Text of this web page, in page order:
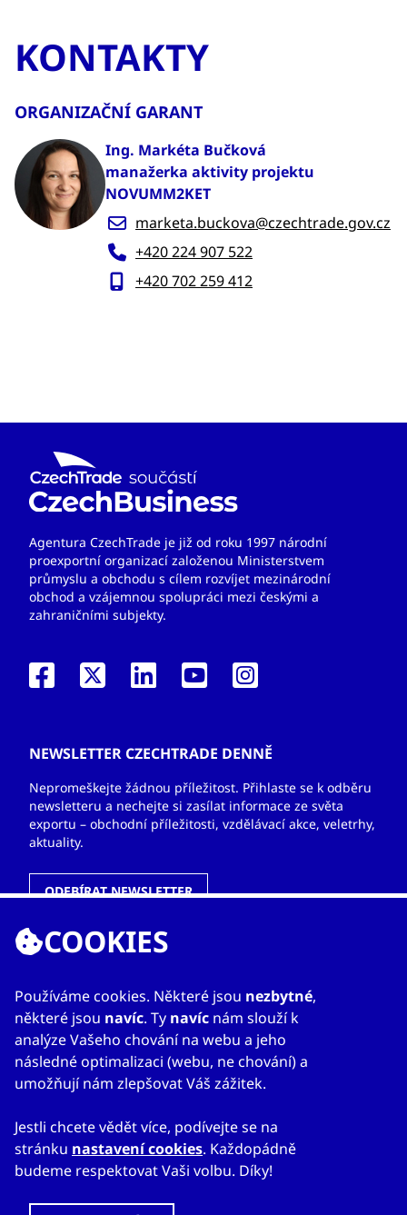
KONTAKTY
ORGANIZAČNÍ GARANT
Ing. Markéta Bučková
manažerka aktivity projektu
NOVUMM2KET
marketa.buckova@czechtrade.gov.cz
+420 224 907 522
+420 702 259 412
Agentura CzechTrade je již od roku 1997 národní
proexportní organizací založenou Ministerstvem
průmyslu a obchodu s cílem rozvíjet mezinárodní
obchod a vzájemnou spolupráci mezi českými a
zahraničními subjekty.
NEWSLETTER CZECHTRADE DENNĚ
Nepromeškejte žádnou příležitost. Přihlaste se k odběru
newsletteru a nechejte si zasílat informace ze světa
exportu – obchodní příležitosti, vzdělávací akce, veletrhy,
aktuality.
ODEBÍRAT NEWSLETTER
ODKAZY
O nás
Zahraniční kanceláře
Služby
Kontakty
COOKIES
Používáme cookies. Některé jsou nezbytné,
některé jsou navíc. Ty navíc nám slouží k
analýze Vašeho chování na webu a jeho
následné optimalizaci (webu, ne chování) a
umožňují nám zlepšovat Váš zážitek.
Jestli chcete vědět více, podívejte se na
stránku nastavení cookies. Každopádně
budeme respektovat Vaši volbu. Díky!